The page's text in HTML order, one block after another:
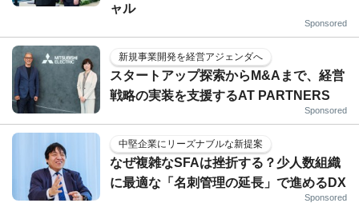
ャル
Sponsored
新規事業開発を経営アジェンダへ
スタートアップ探索からM&Aまで、経営
戦略の実装を支援するAT PARTNERS
Sponsored
中堅企業にリーズナブルな新提案
なぜ複雑なSFAは挫折する？少人数組織
に最適な「名刺管理の延長」で進めるDX
Sponsored